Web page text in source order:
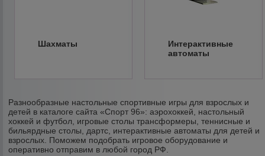
Шахматы
Интерактивные
автоматы
Разнообразные настольные спортивные игры для взрослых и
детей в каталоге сайта «Спорт 96»: аэрохоккей, настольный
хоккей и футбол, игровые столы трансформеры, теннисные и
бильярдные столы, дартс, интерактивные автоматы для детей и
взрослых. Поможем подобрать игровое оборудование и
оперативно отправим в любой город РФ.